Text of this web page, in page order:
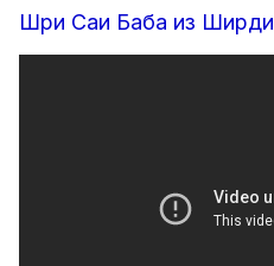
Шри Саи Баба из Ширди